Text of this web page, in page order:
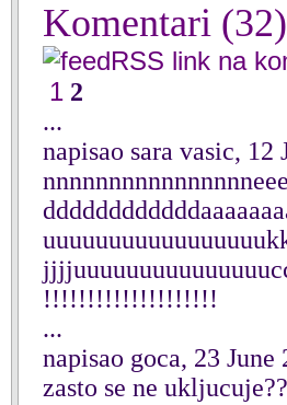
Komentari (32)
RSS link na
1 2
...
napisao sara vasic, 12
!!!!!!!!!!!!!!!!!!!!
...
napisao goca, 23 June
zasto se ne